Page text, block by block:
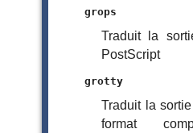
grops
Traduit la
PostScript
grotty
Traduit la
format